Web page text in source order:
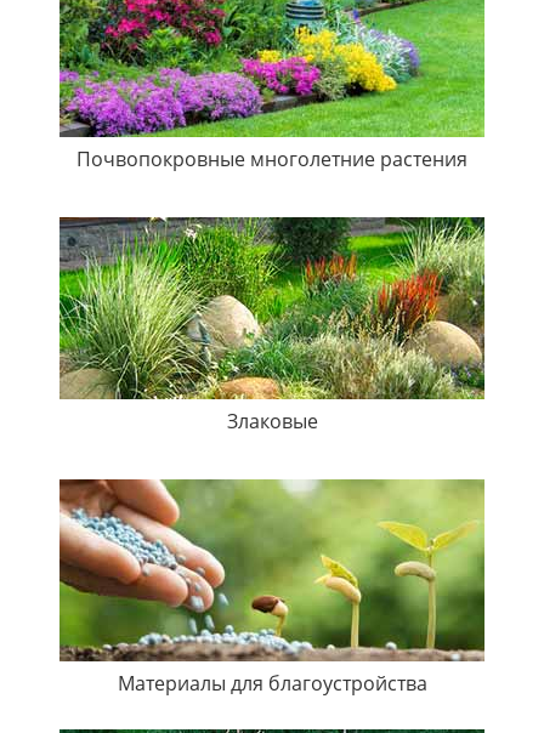
Почвопокровные многолетние растения
Злаковые
Материалы для благоустройства